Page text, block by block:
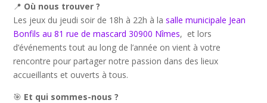
📍 Où nous trouver ?
Les jeux du jeudi soir de 18h à 22h à lasalle municipale Jean
Bonfils au 81 rue de mascard 30900 Nîmes, et lors
d’événements tout au long de l’année on vient à votre
rencontre pour partager notre passion dans des lieux
accueillants et ouverts à tous.
🎯 Et qui sommes-nous ?